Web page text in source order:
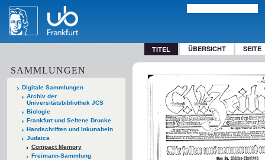
TITEL ÜBERSICHT SEITE
SAMMLUNGEN
Digitale Sammlungen
Archiv der
Universitätsbibliothek JCS
Biologie
Frankfurt und Seltene Drucke
Handschriften und Inkunabeln
Judaica
Compact Memory
Freimann-Sammlung